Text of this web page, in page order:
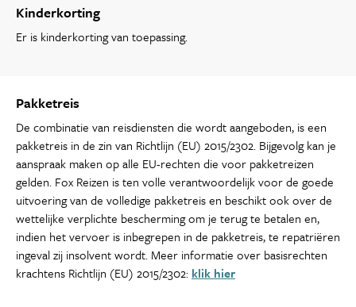
Kinderkorting
Er is kinderkorting van toepassing.
Pakketreis
De combinatie van reisdiensten die wordt aangeboden, is een
pakketreis in de zin van Richtlijn (EU) 2015/2302. Bijgevolg kan je
aanspraak maken op alle EU-rechten die voor pakketreizen
gelden. Fox Reizen is ten volle verantwoordelijk voor de goede
uitvoering van de volledige pakketreis en beschikt ook over de
wettelijke verplichte bescherming om je terug te betalen en,
indien het vervoer is inbegrepen in de pakketreis, te repatriëren
ingeval zij insolvent wordt. Meer informatie over basisrechten
krachtens Richtlijn (EU) 2015/2302: klik hier